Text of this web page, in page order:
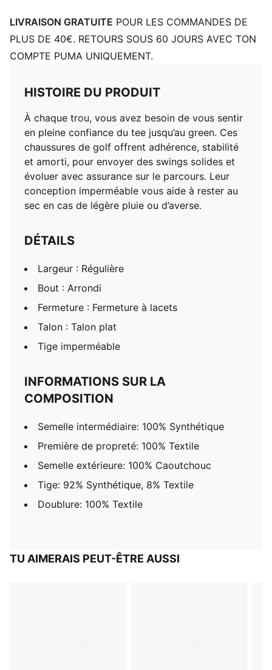
LIVRAISON GRATUITE POUR LES COMMANDES DE
PLUS DE 40€. RETOURS SOUS 60 JOURS AVEC TON
COMPTE PUMA UNIQUEMENT.
HISTOIRE DU PRODUIT
À chaque trou, vous avez besoin de vous sentir
en pleine confiance du tee jusqu’au green. Ces
chaussures de golf offrent adhérence, stabilité
et amorti, pour envoyer des swings solides et
évoluer avec assurance sur le parcours. Leur
conception imperméable vous aide à rester au
sec en cas de légère pluie ou d’averse.
DÉTAILS
Largeur : Régulière
Bout : Arrondi
Fermeture : Fermeture à lacets
Talon : Talon plat
Tige imperméable
INFORMATIONS SUR LA
COMPOSITION
Semelle intermédiaire: 100% Synthétique
Première de propreté: 100% Textile
Semelle extérieure: 100% Caoutchouc
Tige: 92% Synthétique, 8% Textile
Doublure: 100% Textile
TU AIMERAIS PEUT-ÊTRE AUSSI